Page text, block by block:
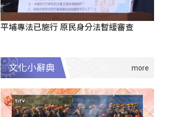
平埔專法已施行 原民身分法暫緩審查
文化小辭典